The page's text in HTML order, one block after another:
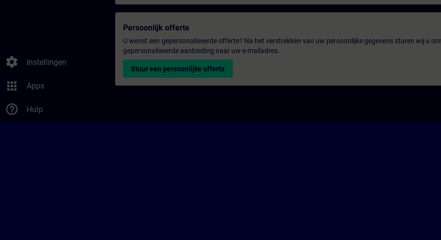
settings Instellingen
apps Apps
help_outline Hulp
Persoonlijk offerte
U wenst een gepersonaliseerde offerte? Na het verstrekken van uw persoonlijke gegevens sturen wij u
gepersonaliseerde aanbieding naar uw e-mailadres.
Stuur een persoonlijke offerte